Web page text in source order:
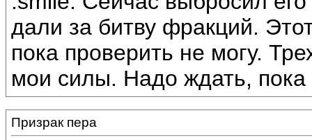
дали за битву фракций.
пока проверить не могу.
мои силы. Надо ждать,
Призрак пера